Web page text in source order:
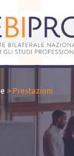
> Prestazioni